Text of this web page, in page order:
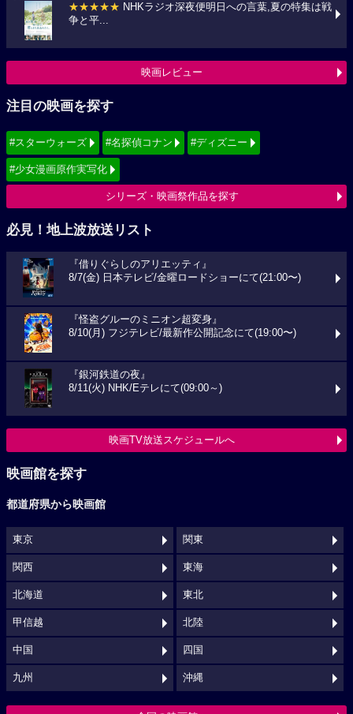
★★★★★ NHKラジオ深夜便明日への言葉,夏の特集は戦
争と平...
映画レビュー
注目の映画を探す
#スターウォーズ #名探偵コナン #ディズニー
#少女漫画原作実写化
シリーズ・映画祭作品を探す
必見！地上波放送リスト
『借りぐらしのアリエッティ』
8/7(金) 日本テレビ/金曜ロードショーにて(21:00〜)
『怪盗グルーのミニオン超変身』
8/10(月) フジテレビ/最新作公開記念にて(19:00〜)
『銀河鉄道の夜』
8/11(火) NHK/Eテレにて(09:00～)
映画TV放送スケジュールへ
映画館を探す
都道府県から映画館
東京 関東
関西 東海
北海道 東北
甲信越 北陸
中国 四国
九州 沖縄